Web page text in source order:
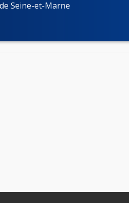
Seine-et-Marne